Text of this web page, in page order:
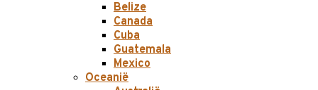
Belize
Canada
Cuba
Guatemala
Mexico
Oceanië